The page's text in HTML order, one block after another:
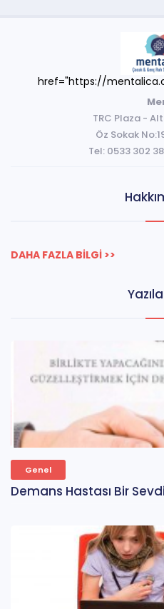
href="https://
TRC Plaza -
Öz Sokak
Tel: 0533 302
DAHA FAZLA BİLGİ >>
Genel
Demans Hastası Bir